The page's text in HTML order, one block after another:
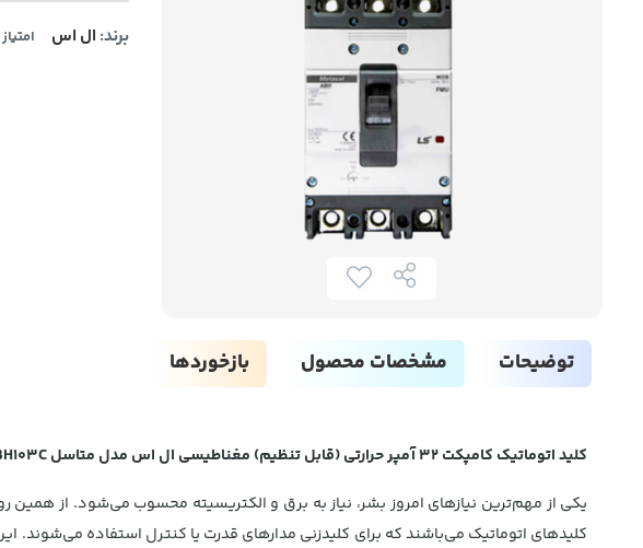
برند: ال اس
توضیحات مشخصات محصول بازخوردها
کلید اتوماتیک کامپکت 32 آمپر حرارتی (قابل تنظیم) مغناطیسی ال اس مدل متاسل ABH103C
یکی از مهم‌ترین نیازهای امروز بشر، نیاز به برق و الکتریسیته محسوب می‌شود. از